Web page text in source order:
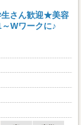
生さん歓迎★美容
Wワークに♪